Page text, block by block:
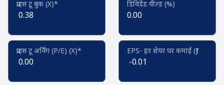
प्राइस टू बुक (X)*
0.38
डिविडेंड यील्ड (%)
0.00
प्राइस टू अर्निंग (P/E) (X)*
0.00
EPS- हर शेयर पर कमाई (₹)
-0.01